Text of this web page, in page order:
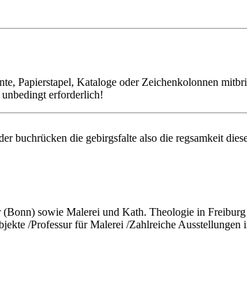
Papierstapel, Kataloge oder Zeichenkolonnen
erforderlich!
buchrücken die gebirgsfalte also die regsamkeit
sowie Malerei und Kath. Theologie in
/Professur für Malerei /Zahlreiche